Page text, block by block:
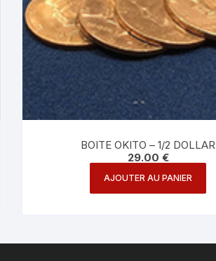
BOITE OKITO – 1/2 DOLLAR
29.00 €
AJOUTER AU PANIER